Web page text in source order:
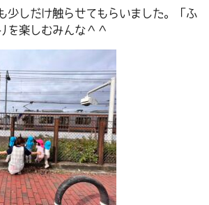
少しだけ触らせてもらいました。「ふ
を楽しむみんな＾＾